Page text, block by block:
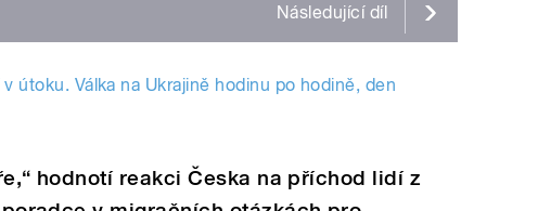
Následující díl
útoku. Válka na Ukrajině hodinu po hodině, den
hodnotí reakci Česka na příchod lidí z